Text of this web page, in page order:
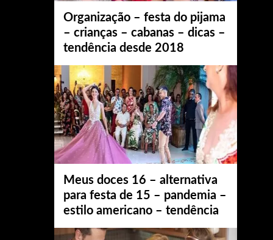
Organização – festa do pijama
– crianças – cabanas – dicas –
tendência desde 2018
Meus doces 16 – alternativa
para festa de 15 – pandemia –
estilo americano – tendência